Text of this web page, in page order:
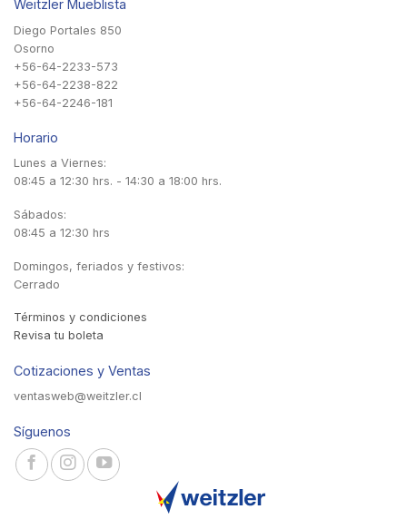
Weitzler Mueblista
Diego Portales 850
Osorno
+56-64-2233-573
+56-64-2238-822
+56-64-2246-181
Horario
Lunes a Viernes:
08:45 a 12:30 hrs. - 14:30 a 18:00 hrs.
Sábados:
08:45 a 12:30 hrs
Domingos, feriados y festivos:
Cerrado
Términos y condiciones
Revisa tu boleta
Cotizaciones y Ventas
ventasweb@weitzler.cl
Síguenos